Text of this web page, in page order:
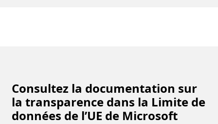
Consultez la documentation sur
la transparence dans la Limite de
données de l’UE de Microsoft